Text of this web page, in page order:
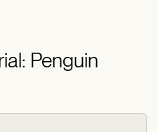
Penguin